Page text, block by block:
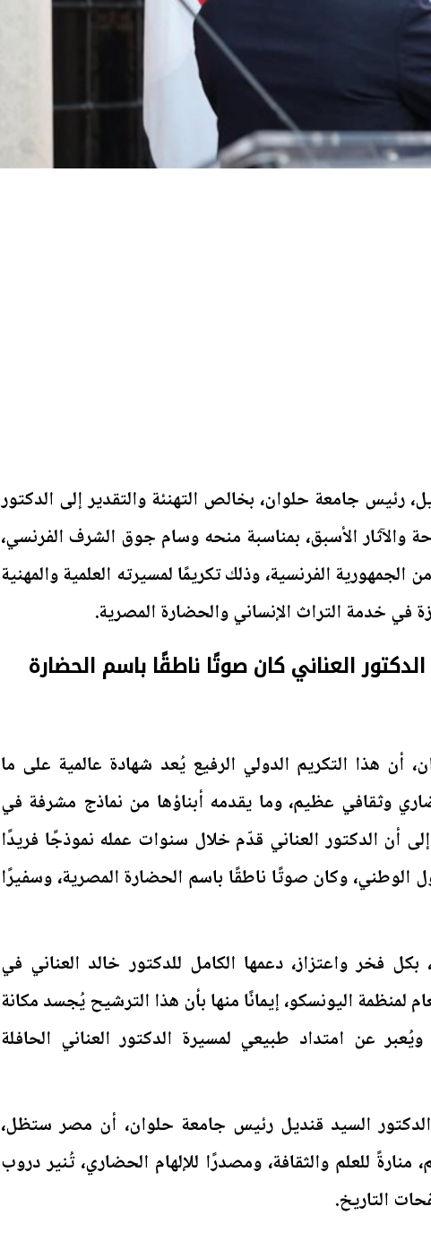
رئيس جامعة حلوان، بخالص التهنئة والتقدير إلى الدكتور
والآثار الأسبق، بمناسبة منحه وسام جوق الشرف الفرنسي،
الجمهورية الفرنسية، وذلك تكريمًا لمسيرته العلمية والمهنية
في خدمة التراث الإنساني والحضارة المصرية.
العناني كان صوتًا ناطقًا باسم الحضارة
أن هذا التكريم الدولي الرفيع يُعد شهادة عالمية على ما
وثقافي عظيم، وما يقدمه أبناؤها من نماذج مشرفة في
أن الدكتور العناني قدّم خلال سنوات عمله نموذجًا فريدًا
الوطني، وكان صوتًا ناطقًا باسم الحضارة المصرية، وسفيرًا
فخر واعتزاز، دعمها الكامل للدكتور خالد العناني في
لمنظمة اليونسكو، إيمانًا منها بأن هذا الترشيح يُجسد مكانة
ويُعبر عن امتداد طبيعي لمسيرة الدكتور العناني الحافلة
الدكتور السيد قنديل رئيس جامعة حلوان، أن مصر ستظل،
منارةً للعلم والثقافة، ومصدرًا للإلهام الحضاري، تُنير دروب
التاريخ.